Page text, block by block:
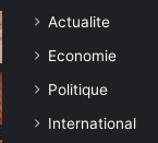
Actualite
Economie
Politique
International